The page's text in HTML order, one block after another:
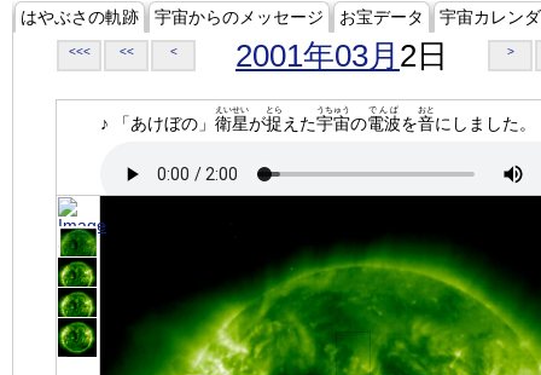
はやぶさの軌跡 宇宙からのメッセージ お宝データ 宇宙カレン
<<< << < 2001年03月 2日 >
♪ 「あけぼの」 衛星
えいせい
が捉
とら
えた宇宙
うちゅう
の電波
でんぱ
を音
おと
にしました。